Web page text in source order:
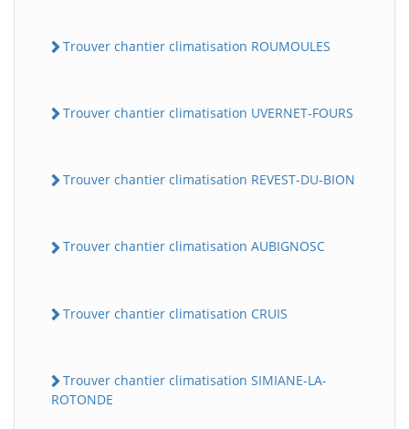
Trouver chantier climatisation ROUMOULES
Trouver chantier climatisation UVERNET-FOURS
Trouver chantier climatisation REVEST-DU-BION
Trouver chantier climatisation AUBIGNOSC
Trouver chantier climatisation CRUIS
Trouver chantier climatisation SIMIANE-LA-
ROTONDE